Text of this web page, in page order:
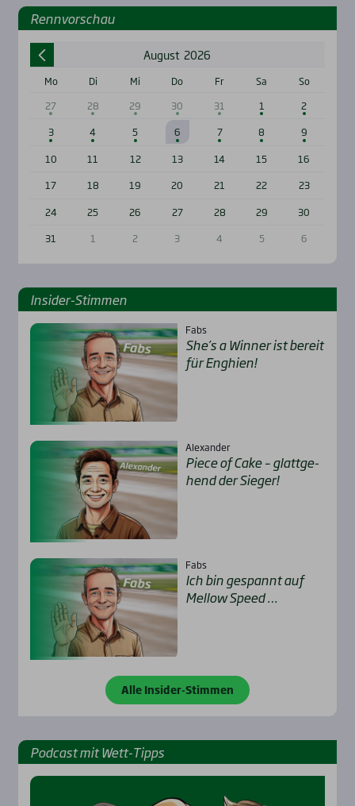
Renn­vor­schau
August 2026
Mo Di Mi Do Fr Sa
So
27
28 29 30 31 1
2
3
4 5 6 7 8
9
10
11 12 13 14 15
16
17
18 19 20 21 22
23
24
25 26 27 28 29
30
31
1 2 3 4 5 6
Insi­der-Stim­men
Fabs
She’s a Win­ner ist bereit
für Eng­hien!
Alexander
Pie­ce of Cake – glatt­ge­
hend der Sie­ger!
Fabs
Ich bin gespannt auf
Mel­low Speed …
Alle Insider-Stimmen
Pod­cast mit Wett-Tipps